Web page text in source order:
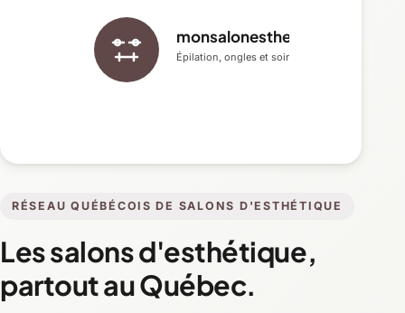
RÉSEAU QUÉBÉCOIS DE SALONS D'ESTHÉTIQUE
Les salons d'esthétique,
partout au Québec.
monsalonesthetique.ca
Épilation, ongles et soins du visage